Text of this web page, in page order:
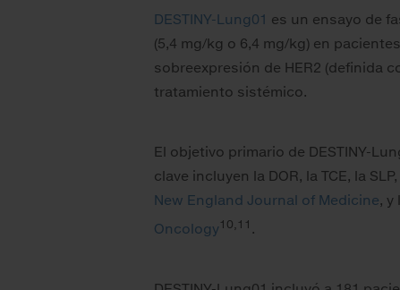
DESTINY-Lung01 es un ensayo de
(5,4 mg/kg o 6,4 mg/kg) en
sobreexpresión de HER2 (definida
tratamiento sistémico.
El objetivo primario de DESTINY-
clave incluyen la DOR, la TCE, la
New England Journal of Medicine,
Oncology10,11 .